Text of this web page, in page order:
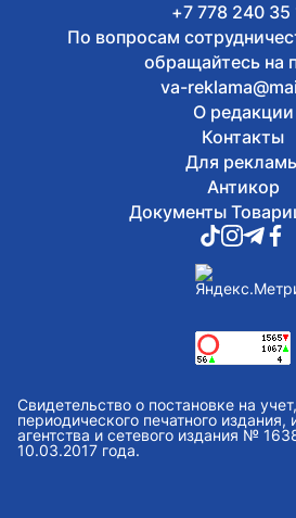
+7 778 240 35
По вопросам
обращайтесь на
va-
О редакции
Контакты
Для
Антикор
Документы
Свидетельство о постановке на
периодического печатного
агентства и сетевого издания №
10.03.2017 года.